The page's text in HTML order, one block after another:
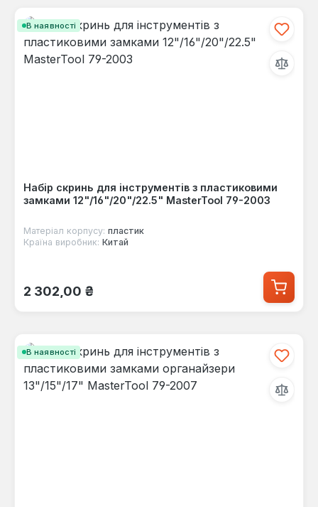
В наявності
Набір скринь для інструментів з пластиковими
замками 12"/16"/20"/22.5" MasterTool 79-2003
Матеріал корпусу: пластик
Країна виробник: Китай
Звичайна ціна:
2 302,00 ₴
В наявності